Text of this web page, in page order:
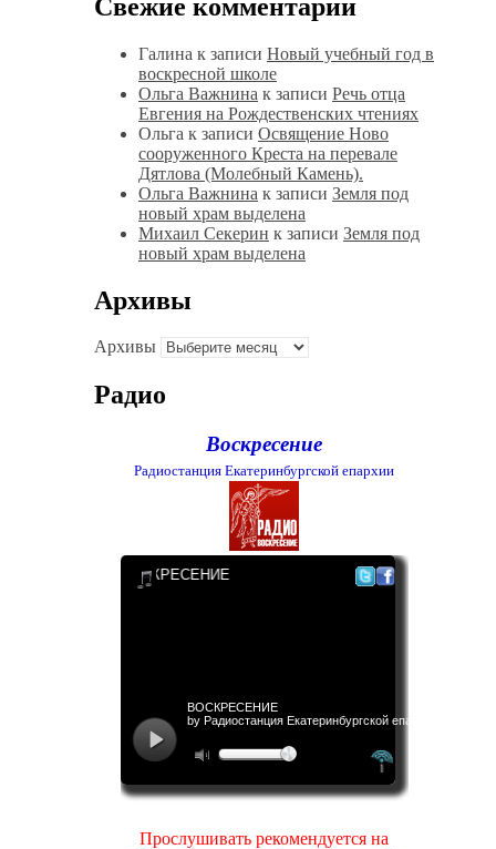
Свежие комментарии
Галина к записи Новый учебный год в
воскресной школе
Ольга Важнина к записи Речь отца
Евгения на Рождественских чтениях
Ольга к записи Освящение Ново
сооруженного Креста на перевале
Дятлова (Молебный Камень).
Ольга Важнина к записи Земля под
новый храм выделена
Михаил Секерин к записи Земля под
новый храм выделена
Архивы
Архивы
Радио
Воскресение
Радиостанция Екатеринбургской епархии
Прослушивать рекомендуется на